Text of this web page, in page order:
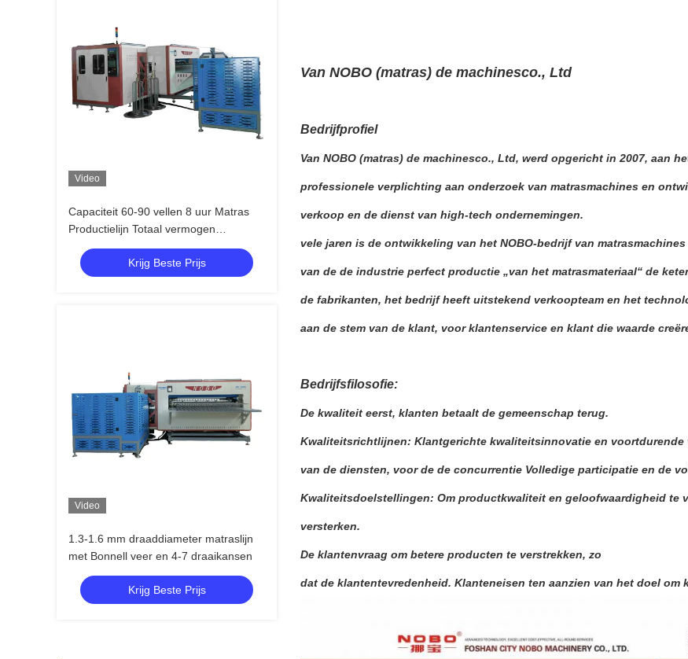
Video
Capaciteit 60-90 vellen 8 uur Matras
Productielijn Totaal vermogen
Ongeveer 35 KVA Productieapparatuur
voor matrassen met hoge output
Krijg Beste Prijs
Video
1.3-1.6 mm draaddiameter matraslijn
met Bonnell veer en 4-7 draaikansen
Krijg Beste Prijs
Van NOBO (matras) de machinesco., Ltd
Bedrijfprofiel
Van NOBO (matras) de machinesco., Ltd, werd opgericht in 2007, aan
professionele verplichting aan onderzoek van matrasmachines en
verkoop en de dienst van high-tech ondernemingen.
vele jaren is de ontwikkeling van het NOBO-bedrijf van matrasmachines
van de de industrie perfect productie „van het matrasmateriaal“ de
de fabrikanten, het bedrijf heeft uitstekend verkoopteam en het
aan de stem van de klant, voor klantenservice en klant die waarde
Bedrijfsfilosofie:
De kwaliteit eerst, klanten betaalt de gemeenschap terug.
Kwaliteitsrichtlijnen: Klantgerichte kwaliteitsinnovatie en voortdurende
van de diensten, voor de de concurrentie Volledige participatie en de
Kwaliteitsdoelstellingen: Om productkwaliteit en geloofwaardigheid te
versterken.
De klantenvraag om betere producten te verstrekken, zo
dat de klantentevredenheid. Klanteneisen ten aanzien van het doel om